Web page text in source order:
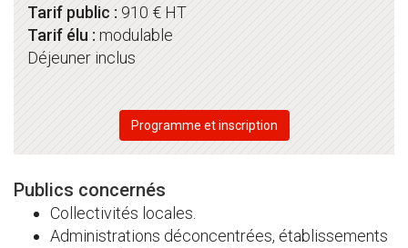
Tarif public : 910 € HT
Tarif élu : modulable
Déjeuner inclus
Programme et inscription
Publics concernés
Collectivités locales.
Administrations déconcentrées, établissements